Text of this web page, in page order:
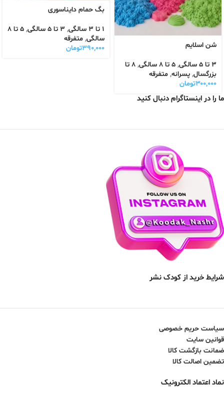
شن اسلایم
3 تا 5 سالگی , 5 تا 8 سالگی ,
8 تا
بزرگسال, پسرانه, متفرقه
۳۰۰,۰۰۰تومان
بگ حمام دایناسوری
1 تا 3 سالگی , 3 تا 5 سالگی ,
5 تا 8
سالگی, متفرقه
۳۹۰,۰۰۰تومان
ما را در اینستاگرام دنبال کنید
شرایط خرید از کودک نشر
سیاست حریم خصوصی
قوانین سایت
ضمانت بازگشت کالا
تضمین اصالت کالا
نماد اعتماد الکترونیک